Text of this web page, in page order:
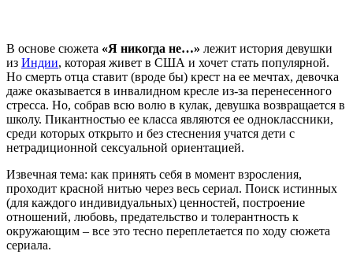
В основе сюжета «Я никогда не…» лежит история девушки
из Индии, которая живет в США и хочет стать популярной.
Но смерть отца ставит (вроде бы) крест на ее мечтах, девочка
даже оказывается в инвалидном кресле из-за перенесенного
стресса. Но, собрав всю волю в кулак, девушка возвращается в
школу. Пикантностью ее класса являются ее одноклассники,
среди которых открыто и без стеснения учатся дети с
нетрадиционной сексуальной ориентацией.
Извечная тема: как принять себя в момент взросления,
проходит красной нитью через весь сериал. Поиск истинных
(для каждого индивидуальных) ценностей, построение
отношений, любовь, предательство и толерантность к
окружающим – все это тесно переплетается по ходу сюжета
сериала.